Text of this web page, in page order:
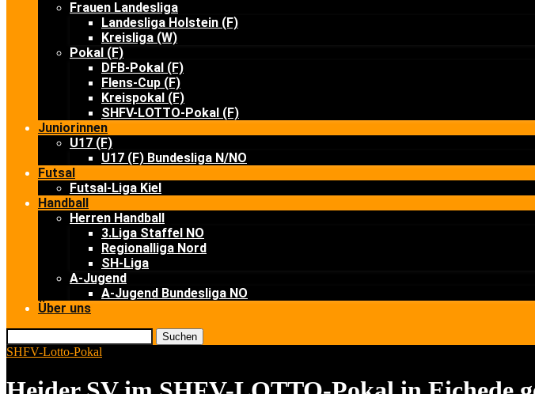
Frauen Landesliga
Landesliga Holstein (F)
Kreisliga (W)
Pokal (F)
DFB-Pokal (F)
Flens-Cup (F)
Kreispokal (F)
SHFV-LOTTO-Pokal (F)
Juniorinnen
U17 (F)
U17 (F) Bundesliga N/NO
Futsal
Futsal-Liga Kiel
Handball
Herren Handball
3.Liga Staffel NO
Regionalliga Nord
SH-Liga
A-Jugend
A-Jugend Bundesliga NO
Über uns
Suchen
SHFV-Lotto-Pokal